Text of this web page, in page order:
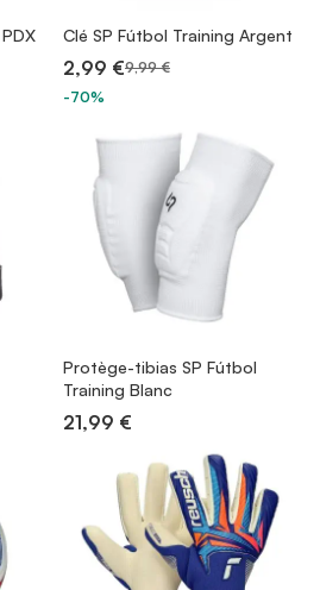
Clé SP Fútbol Training Argent
2,99 €9,99 €
-70%
Protège-tibias SP Fútbol
Training Blanc
21,99 €